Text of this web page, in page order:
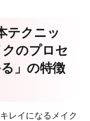
テクニッ
のプロセ
」の特徴
レイになるメイク